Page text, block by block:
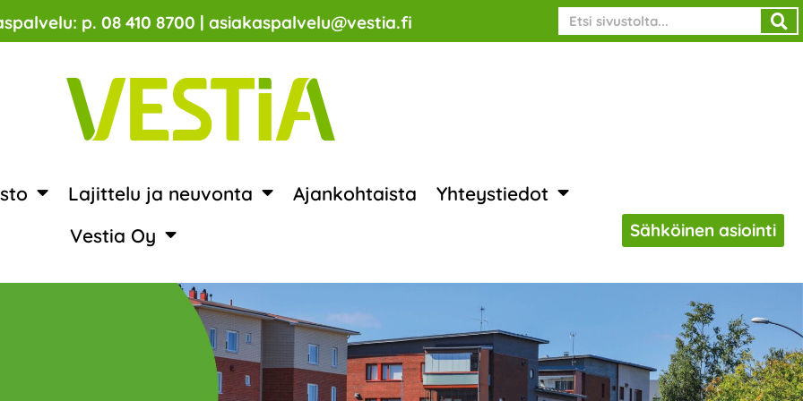
p. 08 410 8700 | asiakaspalvelu@vestia.fi Search
Lajittelu ja neuvonta Ajankohtaista
Yhteystiedot
Vestia Oy
Sähköinen asiointi